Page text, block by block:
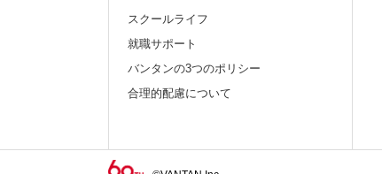
スクールライフ
就職サポート
バンタンの3つのポリシー
合理的配慮について